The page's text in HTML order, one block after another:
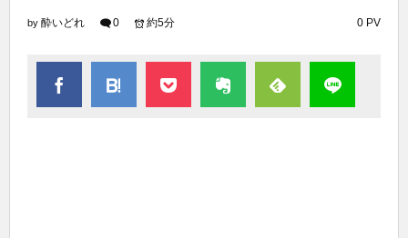
by 酔いどれ 0 0 PV
約5分